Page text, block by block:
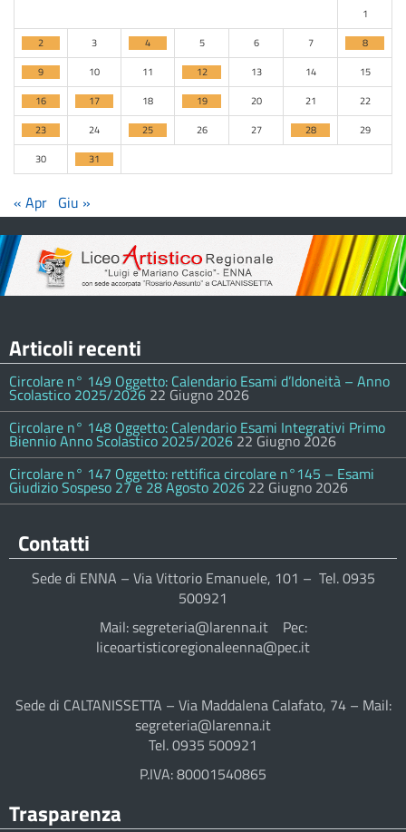
1
2
3 4 5 6 7
8
9
10 11 12 13 14
15
16
17 18 19 20 21
22
23
24 25 26 27 28
29
30
31
« Apr Giu »
Articoli recenti
Circolare n° 149 Oggetto: Calendario Esami d’Idoneità – Anno
Scolastico 2025/2026 22 Giugno 2026
Circolare n° 148 Oggetto: Calendario Esami Integrativi Primo
Biennio Anno Scolastico 2025/2026 22 Giugno 2026
Circolare n° 147 Oggetto: rettifica circolare n°145 – Esami
Giudizio Sospeso 27 e 28 Agosto 2026 22 Giugno 2026
Contatti
Sede di ENNA – Via Vittorio Emanuele, 101 – Tel. 0935
500921
Mail: segreteria@larenna.it Pec:
liceoartisticoregionaleenna@pec.it
Sede di CALTANISSETTA – Via Maddalena Calafato, 74 – Mail:
segreteria@larenna.it
Tel. 0935 500921
P.IVA: 80001540865
Trasparenza